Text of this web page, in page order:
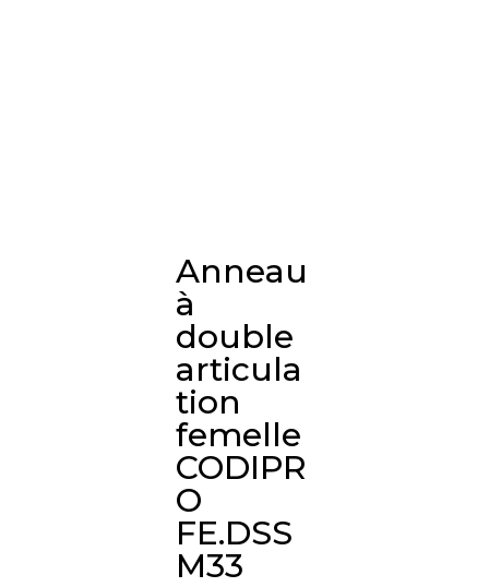
Anneau
à
double
articula
tion
femelle
CODIPR
O
FE.DSS
M33